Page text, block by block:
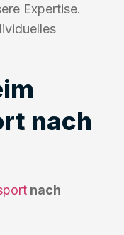
Expertise.
nach
nach